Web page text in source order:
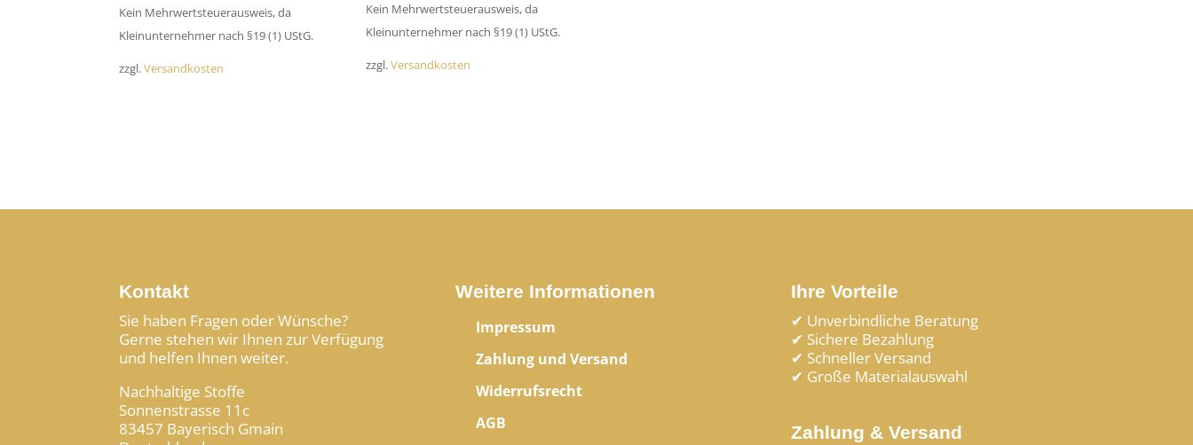
war:
27,00 €
ist:
24,30 €.
Kein Mehrwertsteuerausweis, da
Kleinunternehmer nach §19 (1) UStG.
zzgl.Versandkosten
Kein Mehrwertsteuerausweis, da
Kleinunternehmer nach §19 (1) UStG.
zzgl.Versandkosten
Kontakt
Sie haben Fragen oder Wünsche?
Gerne stehen wir Ihnen zur Verfügung
und helfen Ihnen weiter.
Nachhaltige Stoffe
Sonnenstrasse 11c
83457 Bayerisch Gmain
Weitere Informationen
Impressum
Zahlung und Versand
Widerrufsrecht
AGB
Ihre Vorteile
✔ Unverbindliche Beratung
✔ Sichere Bezahlung
✔ Schneller Versand
✔ Große Materialauswahl
Zahlung & Versand